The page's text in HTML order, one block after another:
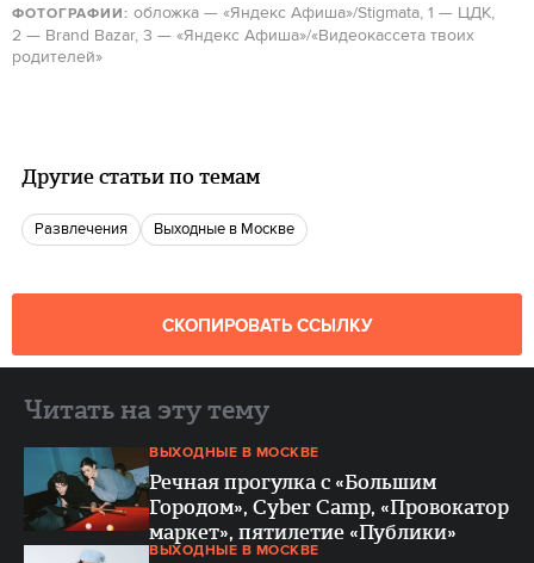
ФОТОГРАФИИ: обложка — «Яндекс Афиша»/Stigmata, 1 — ЦДК,
2 — Brand Bazar, 3 — «Яндекс Афиша»/«Видеокассета твоих
родителей»
Другие статьи по темам
Развлечения Выходные в Москве
СКОПИРОВАТЬ ССЫЛКУ
Читать на эту тему
ВЫХОДНЫЕ В МОСКВЕ
Речная прогулка с «Большим
Городом», Cyber Camp, «Провокатор
маркет», пятилетие «Публики»
ВЫХОДНЫЕ В МОСКВЕ